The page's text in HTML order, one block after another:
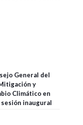
General del
y
Climático en
inaugural